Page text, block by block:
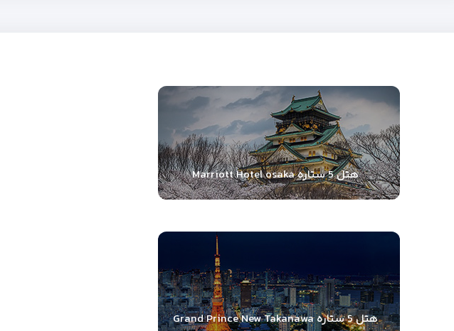
هتل 5 ستاره Marriott Hotel osaka
هتل 5 ستاره Grand Prince New Takanawa